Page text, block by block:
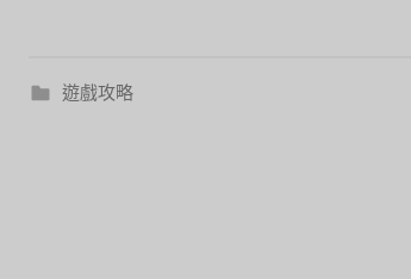
遊戲攻略